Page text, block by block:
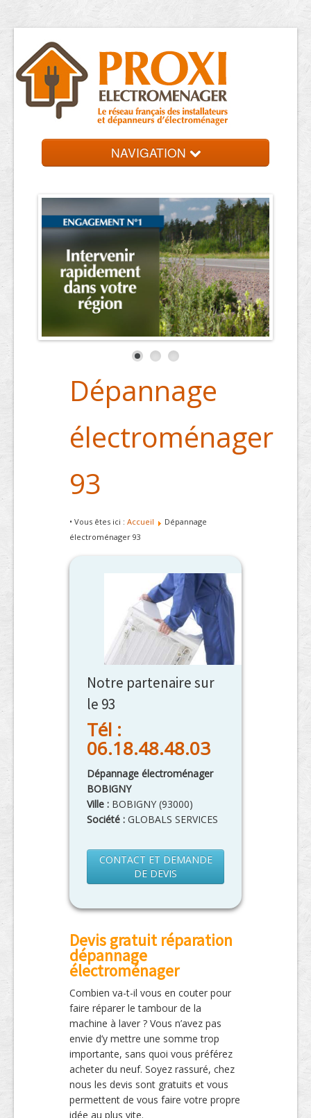
NAVIGATION
Réparateurs
Contact et devis
Dépannage
électroménager
93
• Vous êtes ici : Accueil
Dépannage
électroménager 93
Notre partenaire sur
le 93
Tél :
06.18.48.48.03
Dépannage électroménager
BOBIGNY
Ville : BOBIGNY (93000)
Société : GLOBALS SERVICES
CONTACT ET DEMANDE
DE DEVIS
Devis gratuit réparation
dépannage
électroménager
Combien va-t-il vous en couter pour
faire réparer le tambour de la
machine à laver ? Vous n’avez pas
envie d’y mettre une somme trop
importante, sans quoi vous préférez
acheter du neuf. Soyez rassuré, chez
nous les devis sont gratuits et vous
permettent de vous faire votre propre
idée au plus vite.